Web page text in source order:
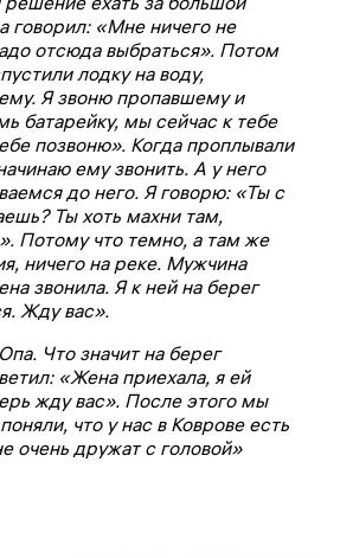
говорил: «Мне ничего не
отсюда выбраться». Потом
лодку на воду,
Я звоню пропавшему и
батарейку, мы сейчас к тебе
позвоню». Когда проплывали
ему звонить. А у него
до него. Я говорю: «Ты с
Ты хоть махни там,
Потому что темно, а там же
ничего на реке. Мужчина
звонила. Я к ней на берег
Жду вас».
Что значит на берег
«Жена приехала, я ей
жду вас». После этого мы
что у нас в Коврове есть
очень дружат с головой»